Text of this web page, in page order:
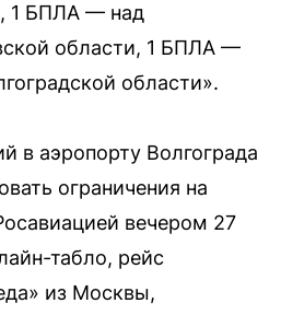
1 БПЛА — над
области, 1 БПЛА —
области».
в аэропорту Волгограда
ограничения на
вечером 27
табло, рейс
из Москвы,